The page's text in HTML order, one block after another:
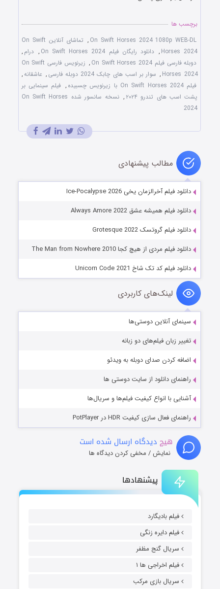
پیشنهادها
فیلم بادیگارد
فیلم دایره زنگی
سریال گنج مظفر
فیلم اخراجی ها ۱
سریال بازی مرکب
برچسب ها
On Swift Horses 2024 1080p WEB-DL
,
تماشای آنلاین On Swift
Horses 2024
, دانلود رایگان فیلم On Swift Horses 2024 , درام ,
دوبله فارسی فیلم On Swift Horses 2024
,
زیرنویس فارسی On Swift
Horses 2024
, سوار بر اسب های چابک 2024 دوبله فارسی , عاشقانه,
فیلم On Swift Horses 2024 با زیرنویس چسبیده
, فیلم سینمایی بر
پشت اسب های تندرو ۲۰۲۴
,
نسخه سانسور شده On Swift Horses
2024
مطالب پیشنهادی
دانلود فیلم آخرالزمان یخی Ice-Pocalypse 2026
دانلود فیلم همیشه عشق Always Amore 2022
دانلود فیلم گروتسک Grotesque 2022
دانلود فیلم مردی از هیچ کجا The Man from Nowhere 2010
دانلود فیلم کد تک شاخ Unicorn Code 2021
لینک‌های کاربردی
سینمای آنلاین دوستی‌ها
تغییر زبان فیلم‌های دو زبانه
اضافه کردن صدای دوبله به ویدئو
راهنمای دانلود از سایت دوستی ها
آشنایی با انواع کیفیت فیلم‌ها و سریال‌ها
راهنمای فعال سازی کیفیت HDR در PotPlayer
هیچ دیدگاه ارسال شده است
نمایش / مخفی کردن دیدگاه ها